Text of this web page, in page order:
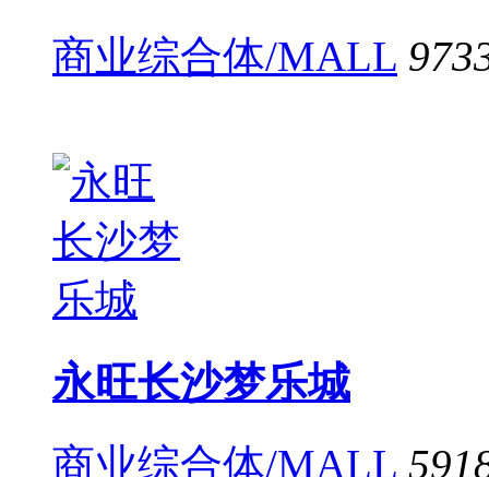
商业综合体/MALL
永旺长沙梦乐城
商业综合体/MALL